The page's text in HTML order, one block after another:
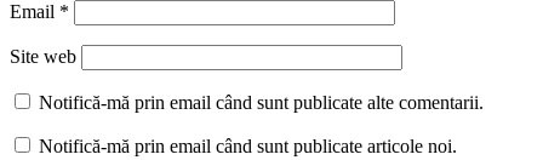
Email *
Site web
Notifică-mă prin email când sunt publicate alte comentarii.
Notifică-mă prin email când sunt publicate articole noi.